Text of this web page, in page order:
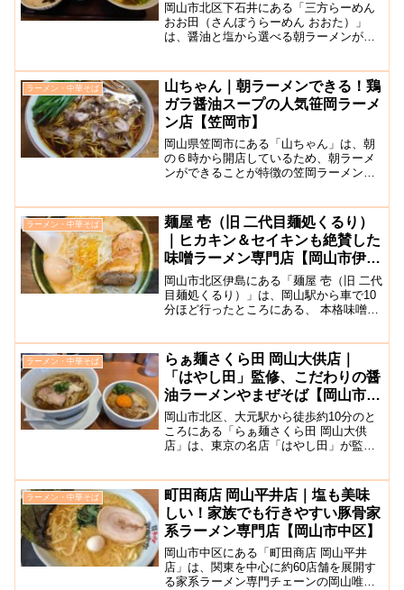
岡山市北区下石井にある「三方らーめん
おお田（さんぽうらーめん おおた）」
は、醤油と塩から選べる朝ラーメンが人
どちらも人気ですが特に塩が評判です。
貝の出汁が効いたスッキ...
ラーメン・中華そば
山ちゃん｜朝ラーメンできる！鶏
ガラ醤油スープの人気笹岡ラーメ
ン店【笠岡市】
岡山県笠岡市にある「山ちゃん」は、朝
の６時から開店しているため、朝ラーメ
ンができることが特徴の笠岡ラーメン専
くにあるということでも人気のランチス
ポットです。笠岡市では養...
ラーメン・中華そば
麺屋 壱（旧 二代目麺処くるり）
｜ヒカキン＆セイキンも絶賛した
味噌ラーメン専門店【岡山市伊
島】
岡山市北区伊島にある「麺屋 壱（旧 二代
目麺処くるり）」は、岡山駅から車で10
分ほど行ったところにある、 本格味噌ラ
名な岡山県屈指の行列ができる人気店で
す。東京にあった...
ラーメン・中華そば
らぁ麺さくら田 岡山大供店｜
「はやし田」監修、こだわりの醤
油ラーメンやまぜそば【岡山市北
区】
岡山市北区、大元駅から徒歩約10分のと
ころにある「らぁ麺さくら田 岡山大供
店」は、東京の名店「はやし田」が監修
全粒粉を使用していて、数種類の厳選し
た小麦を使用しています...
ラーメン・中華そば
町田商店 岡山平井店｜塩も美味
しい！家族でも行きやすい豚骨家
系ラーメン専門店【岡山市中区】
岡山市中区にある「町田商店 岡山平井
店」は、関東を中心に約60店舗を展開す
る家系ラーメン専門チェーンの岡山唯一